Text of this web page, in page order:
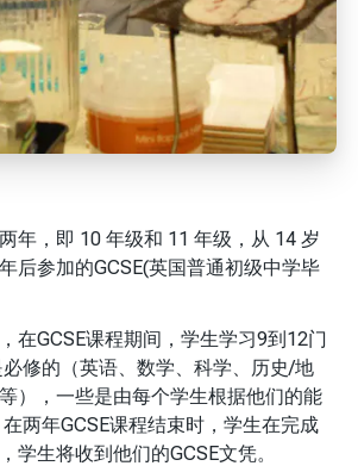
年，即 10 年级和 11 年级，从 14 岁
后参加的GCSE(英国普通初级中学毕
在GCSE课程期间，学生学习9到12门
修的（英语、数学、科学、历史/地
），一些是由每个学生根据他们的能
两年GCSE课程结束时，学生在完成
学生将收到他们的GCSE文凭。